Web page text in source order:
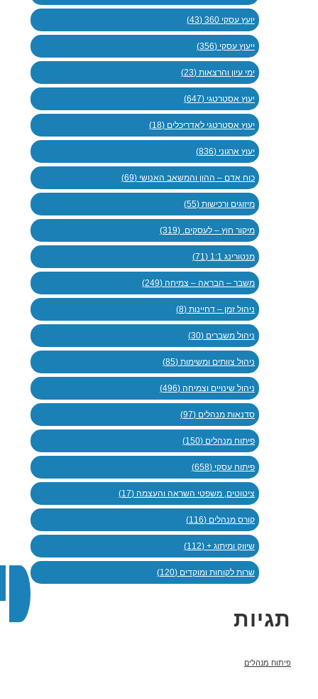
יועץ עסקי 360 (43)
ייעוץ עסקי (356)
ימי עיון והרצאות (23)
יעוץ אסטרטגי (647)
יעוץ אסטרטגי לאדריכלים (18)
יעוץ ארגוני (836)
כוח אדם – ההון והמשאב האנושי (69)
מיזוגים ורכישות (55)
מיקור חוץ – לעסקים. (319)
מנטורינג 1:1 (71)
משבר – הבראה – צמיחה (249)
ניהול זמן – דחיינות (8)
ניהול משברים (30)
ניהול צוותים ומשימות (85)
ניהול שינויים וצמיחה (496)
סדנאות מנהלים (97)
פיתוח מנהלים (150)
פיתוח עסקי (658)
ציטוטים, משפטי השראה והעצמה (17)
קורס מנהלים (116)
שיווק ומיתוג + (112)
שרות לקוחות ומוקדים (120)
תגיות
פיתוח מנהלים